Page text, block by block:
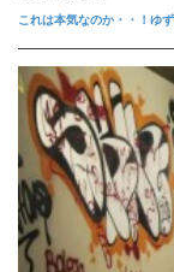
これは本気なのか・・！ゆ